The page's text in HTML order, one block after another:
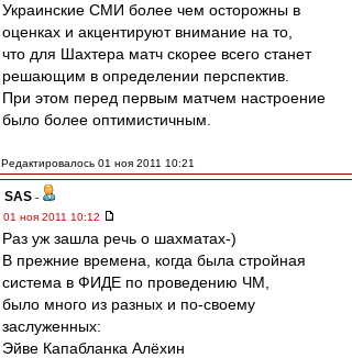
Украинские СМИ более чем осторожны в
оценках и акцентируют внимание на то,
что для Шахтера матч скорее всего станет
решающим в определении перспектив.
При этом перед первым матчем настроение
было более оптимистичным.
Редактировалось 01 ноя 2011 10:21
SAS -
01 ноя 2011 10:12
Раз уж зашла речь о шахматах-)
В прежние времена, когда была стройная
система в ФИДЕ по проведению ЧМ,
было много из разных и по-своему
заслуженных:
Эйве Капабланка Алёхин